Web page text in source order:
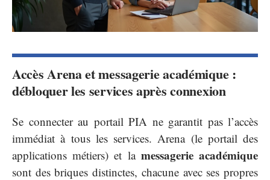
Accès Arena et messagerie académique :
débloquer les services après connexion
Se connecter au portail PIA ne garantit pas l’accès
immédiat à tous les services. Arena (le portail des
applications métiers) et la messagerie académique
sont des briques distinctes, chacune avec ses propres